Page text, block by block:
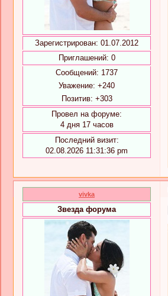
Зарегистрирован: 01.07.2012
Приглашений: 0
Сообщений: 1737
Уважение: +240
Позитив: +303
Провел на форуме:
4 дня 17 часов
Последний визит:
02.08.2026 11:31:36 pm
vivka
Звезда форума